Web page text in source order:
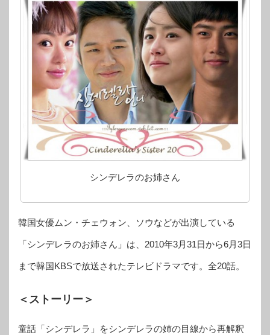
シンデレラのお姉さん
韓国女優ムン・チェウォン、ソウなどが出演している
「シンデレラのお姉さん」は、2010年3月31日から6月3日
まで韓国KBSで放送されたテレビドラマです。全20話。
＜ストーリー＞
童話「シンデレラ」をシンデレラの姉の目線から再解釈